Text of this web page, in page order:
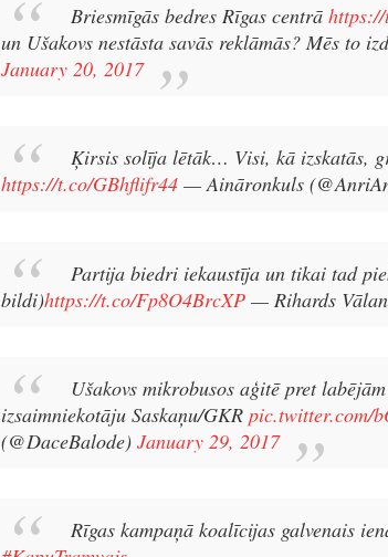
Briesmīgās bedres Rīgas centrā
un Ušakovs nestāsta savās reklāmās? Mēs to
January 20, 2017
Ķirsis solīja lētāk… Visi, kā izskatās,
https://t.co/GBhflifr44 — Aināronkuls
Partija biedri iekaustīja un tikai tad
bildi)https://t.co/Fp8O4BrcXP — Rihards
Ušakovs mikrobusos aģitē pret
izsaimniekotāju Saskaņu/GKR pic.twitter.com/
(@DaceBalode) January 29, 2017
Rīgas kampaņā koalīcijas galvenais